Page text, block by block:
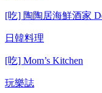
[吃] 陶陶居海鮮酒家
日韓料理
[吃] Mom’s Kitchen
玩樂誌